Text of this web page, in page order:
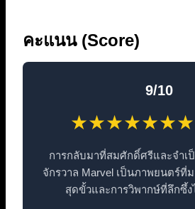
คะแนน (Score)
9/10
★★★★★★★
การกลับมาที่สมศักดิ์ศรีและจำเ
จักรวาล Marvel เป็นภาพยนตร์ที่
สุดขั้วและการวิพากษ์ที่ลึกซึ้ง